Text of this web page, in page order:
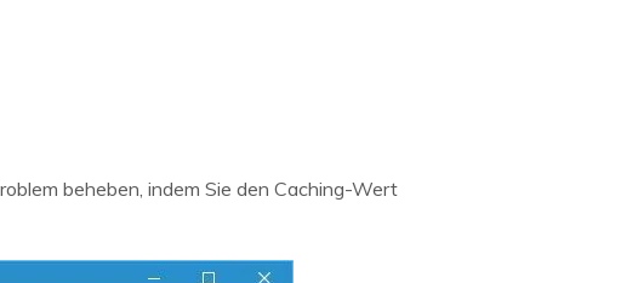
beheben, indem Sie den Caching-Wert